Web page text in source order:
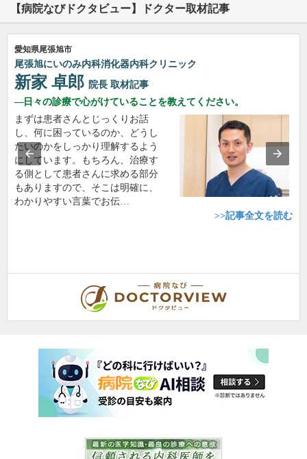
【病院なびドクタビュー】ドクター取材記事
愛知県尾張旭市
尾張旭にいのみ内科消化器内科クリニック
新家 卓郎 院長 取材記事
日々の診療で心がけていることを教えてください。
まずは患者さんとじっくりお話
し、何に困っているのか、どうし
たいのかをしっかり理解するよう
にしています。もちろん、治療す
る側として患者さんに求める部分
もありますので、そこは明確に、
わかりやすい言葉でお伝…
>>記事全文を読む